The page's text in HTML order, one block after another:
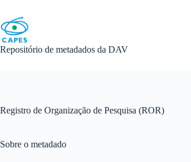
content
Repositório de metadados da DAV
Registro de Organização de Pesquisa (ROR)
Sobre o metadado